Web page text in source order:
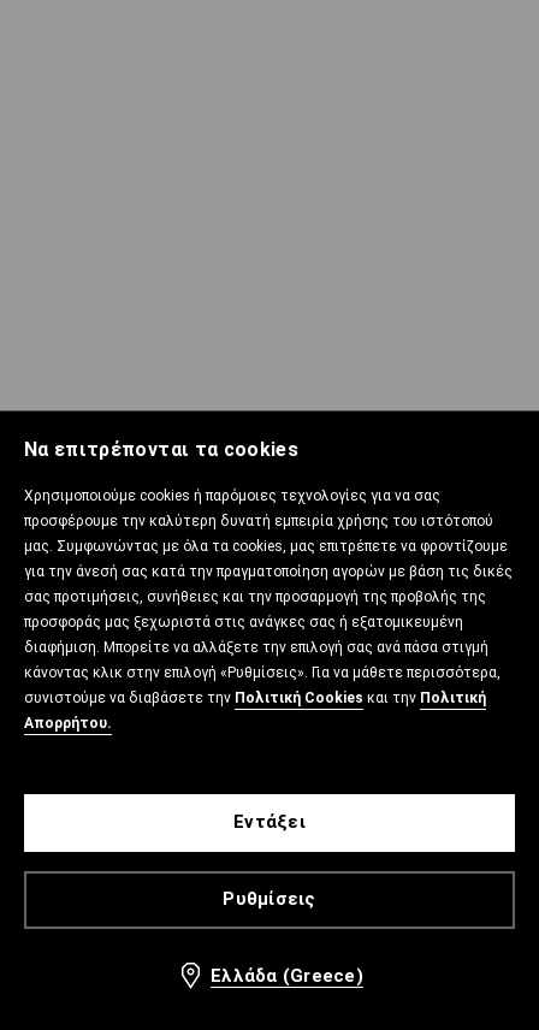
Να επιτρέπονται τα cookies
Χρησιμοποιούμε cookies ή παρόμοιες τεχνολογίες για να σας
προσφέρουμε την καλύτερη δυνατή εμπειρία χρήσης του ιστότοπού
μας. Συμφωνώντας με όλα τα cookies, μας επιτρέπετε να φροντίζουμε
για την άνεσή σας κατά την πραγματοποίηση αγορών με βάση τις δικές
σας προτιμήσεις, συνήθειες και την προσαρμογή της προβολής της
προσφοράς μας ξεχωριστά στις ανάγκες σας ή εξατομικευμένη
διαφήμιση. Μπορείτε να αλλάξετε την επιλογή σας ανά πάσα στιγμή
κάνοντας κλικ στην επιλογή «Ρυθμίσεις». Για να μάθετε περισσότερα,
συνιστούμε να διαβάσετε την Πολιτική Cookies και την Πολιτική
Απορρήτου.
Ρυθμίσεις
Εντάξει
Ελλάδα (Greece)